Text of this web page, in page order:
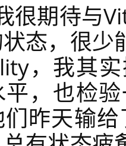
很期待与
态，很少
，我其
平，也检
昨天输